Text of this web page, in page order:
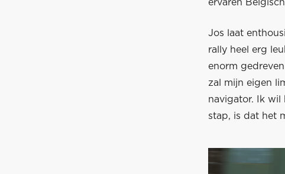
ervaren
Jos laat
rally heel erg
enorm
zal mijn eigen
navigator. Ik wil
stap, is dat het